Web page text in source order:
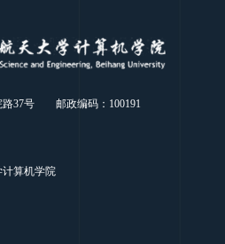
路37号 邮政编码：100191
算机学院